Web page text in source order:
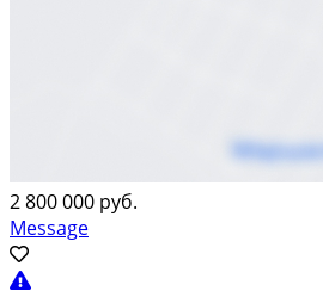
2 800 000 руб.
Message